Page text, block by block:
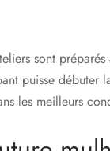
sont
puisse débuter
les meilleurs